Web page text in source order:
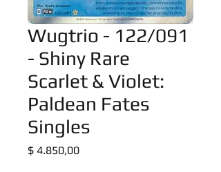
Wugtrio - 122/091
- Shiny Rare
Scarlet & Violet:
Paldean Fates
Singles
$ 4.850,00Precio